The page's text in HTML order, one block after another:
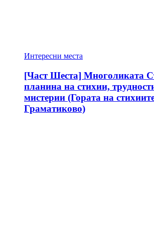
Интересни места
[Част Шеста] Многоликата
планина на стихии,
мистерии (Гората на
Граматиково)